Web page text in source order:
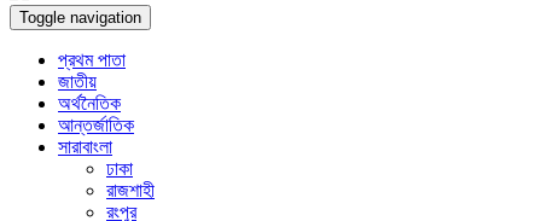
Toggle navigation
প্রথম পাতা
জাতীয়
অর্থনৈতিক
আন্তর্জাতিক
সারাবাংলা
ঢাকা
রাজশাহী
রংপুর